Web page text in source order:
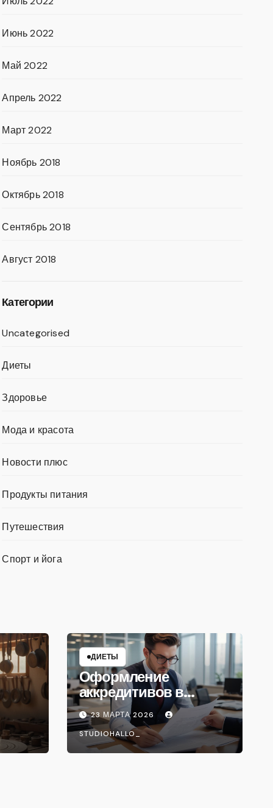
Июнь 2022
Май 2022
Апрель 2022
Март 2022
Ноябрь 2018
Октябрь 2018
Сентябрь 2018
Август 2018
Категории
Uncategorised
Диеты
Здоровье
Мода и красота
Новости плюс
Продукты питания
Путешествия
Спорт и йога
ДИЕТЫ
Оформление
аккредитивов в
международной
торговле
23 МАРТА 2026
STUDIOHALLO_